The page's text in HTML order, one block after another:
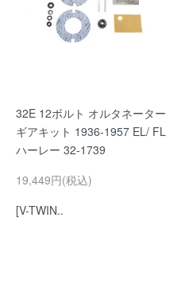
32E 12ボルト オルタネーター
ギアキット 1936-1957 EL/ FL
ハーレー 32-1739
19,449円(税込)
[V-TWIN..